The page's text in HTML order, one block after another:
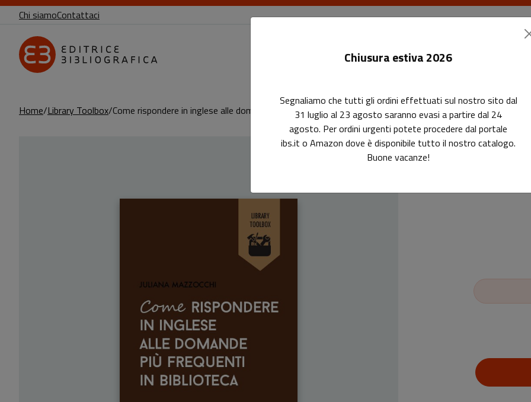
Chi siamoContattaci
Le riviste I corsi
Home Library Toolbox Come rispondere in inglese alle domande più frequenti in biblioteca
Come
Chiusura estiva 2026
Segnaliamo che tutti gli ordini effettuati sul nostro sito dal
31 luglio al 23 agosto saranno evasi a partire dal 24
agosto. Per ordini urgenti potete procedere dal portale
ibs.it o Amazon dove è disponibile tutto il nostro catalogo.
Buone vacanze!